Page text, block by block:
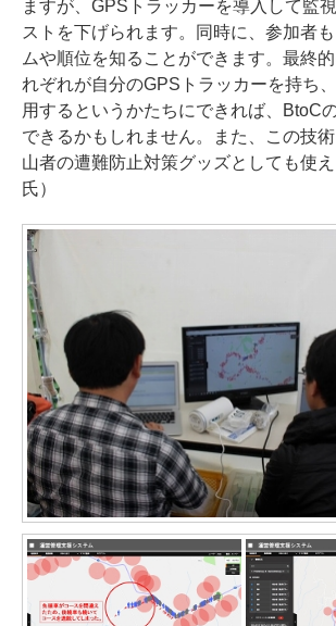
ますが、GPSトラッカーを導入して監
ストを下げられます。同時に、参加者
ムや順位を知ることができます。最終
れぞれが自分のGPSトラッカーを持ち
用するというかたちにできれば、BtoC
できるかもしれません。また、この技
山者の遭難防止対策グッズとしても使
氏）